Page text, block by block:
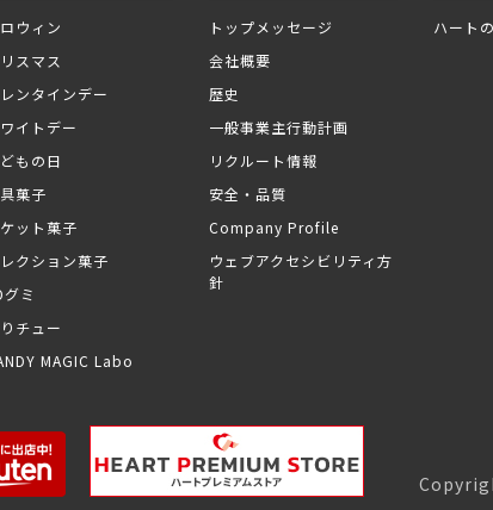
ウィン
スマス
ンタインデー
イトデー
もの日
菓子
ット菓子
クション菓子
ミ
チュー
MAGIC Labo
トップメッセージ
会社概要
歴史
一般事業主行動計画
リクルート情報
安全・品質
Company Profile
ウェブアクセシビリティ方
針
ハート